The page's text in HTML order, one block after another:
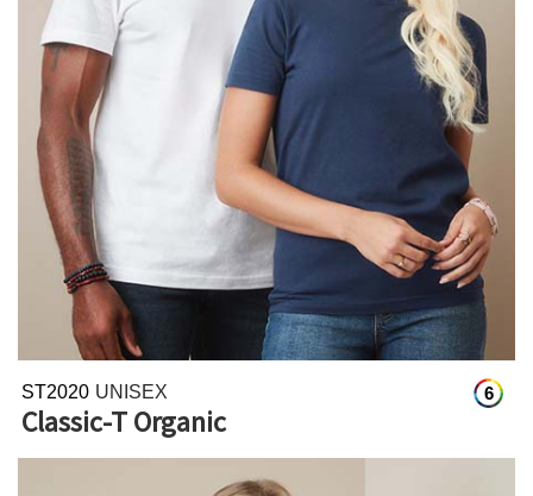
6
ST2020 UNISEX
Classic-T Organic